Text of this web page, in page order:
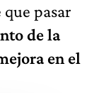
pasar
de la
en el